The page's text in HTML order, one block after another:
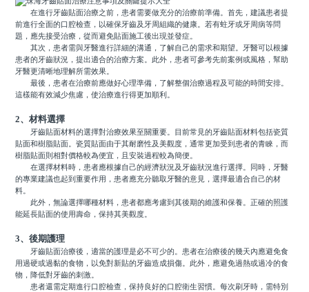
在進行牙齒貼面治療之前，患者需要做充分的治療前準備。首先，建議患者提
前進行全面的口腔檢查，以確保牙齒及牙周組織的健康。若有蛀牙或牙周病等問
題，應先接受治療，從而避免貼面施工後出現並發症。
其次，患者需與牙醫進行詳細的溝通，了解自己的需求和期望。牙醫可以根據
患者的牙齒狀況，提出適合的治療方案。此外，患者可參考先前案例或風格，幫助
牙醫更清晰地理解所需效果。
最後，患者在治療前應做好心理準備，了解整個治療過程及可能的時間安排。
這樣能有效減少焦慮，使治療進行得更加順利。
2、材料選擇
牙齒貼面材料的選擇對治療效果至關重要。目前常見的牙齒貼面材料包括瓷質
貼面和樹脂貼面。瓷質貼面由于其耐磨性及美觀度，通常更加受到患者的青睞，而
樹脂貼面則相對價格較為便宜，且安裝過程較為簡便。
在選擇材料時，患者應根據自己的經濟狀況及牙齒狀況進行選擇。同時，牙醫
的專業建議也起到重要作用，患者應充分聽取牙醫的意見，選擇最適合自己的材
料。
此外，無論選擇哪種材料，患者都應考慮到其後期的維護和保養。正確的照護
能延長貼面的使用壽命，保持其美觀度。
3、後期護理
牙齒貼面治療後，適當的護理是必不可少的。患者在治療後的幾天內應避免食
用過硬或過黏的食物，以免對新貼的牙齒造成損傷。此外，應避免過熱或過冷的食
物，降低對牙齒的刺激。
患者還需定期進行口腔檢查，保持良好的口腔衛生習慣。每次刷牙時，需特別